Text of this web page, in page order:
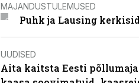
MAJANDUSTULEMUSED
Puhk ja Lausing
UUDISED
Aita kaitsta Eesti